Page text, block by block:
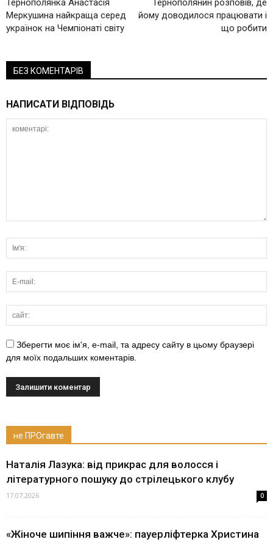
Тернополянка Анастасія
Меркушина найкраща серед
українок на Чемпіонаті світу
Тернополянин розповів, де
йому доводилося працювати і
що робити
БЕЗ КОМЕНТАРІВ
НАПИСАТИ ВІДПОВІДЬ
Зберегти моє ім'я, e-mail, та адресу сайту в цьому браузері
для моїх подальших коментарів.
не ПРОгавте
Наталія Лазука: від прикрас для волосся і
літературного пошуку до стрілецького клубу
17.07.2026 0
«Жіноче шипіння важче»: пауерліфтерка Христина